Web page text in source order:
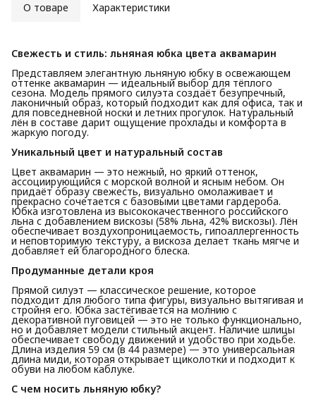
О товаре Характеристики
Свежесть и стиль: льняная юбка цвета аквамарин
Представляем элегантную льняную юбку в освежающем
оттенке аквамарин — идеальный выбор для тёплого
сезона. Модель прямого силуэта создаёт безупречный,
лаконичный образ, который подходит как для офиса, так и
для повседневной носки и летних прогулок. Натуральный
лён в составе дарит ощущение прохлады и комфорта в
жаркую погоду.
Уникальный цвет и натуральный состав
Цвет аквамарин — это нежный, но яркий оттенок,
ассоциирующийся с морской волной и ясным небом. Он
придаёт образу свежесть, визуально омолаживает и
прекрасно сочетается с базовыми цветами гардероба.
Юбка изготовлена из высококачественного российского
льна с добавлением вискозы (58% льна, 42% вискозы). Лён
обеспечивает воздухопроницаемость, гипоаллергенность
и неповторимую текстуру, а вискоза делает ткань мягче и
добавляет ей благородного блеска.
Продуманные детали кроя
Прямой силуэт — классическое решение, которое
подходит для любого типа фигуры, визуально вытягивая и
стройня его. Юбка застёгивается на молнию с
декоративной пуговицей — это не только функционально,
но и добавляет модели стильный акцент. Наличие шлицы
обеспечивает свободу движений и удобство при ходьбе.
Длина изделия 59 см (в 44 размере) — это универсальная
длина миди, которая открывает щиколотки и подходит к
обуви на любом каблуке.
С чем носить льняную юбку?